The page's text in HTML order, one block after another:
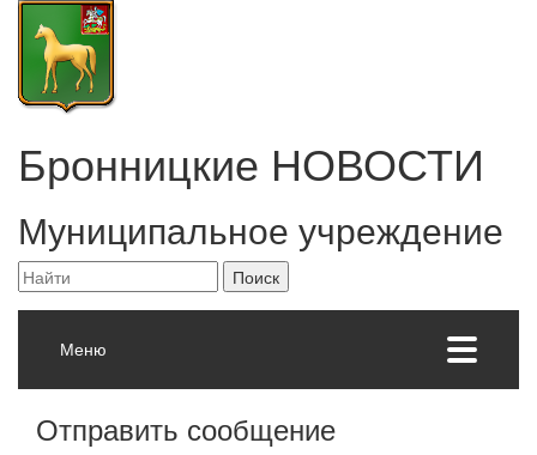
Бронницкие НОВОСТИ
Муниципальное учреждение
Меню
Отправить сообщение